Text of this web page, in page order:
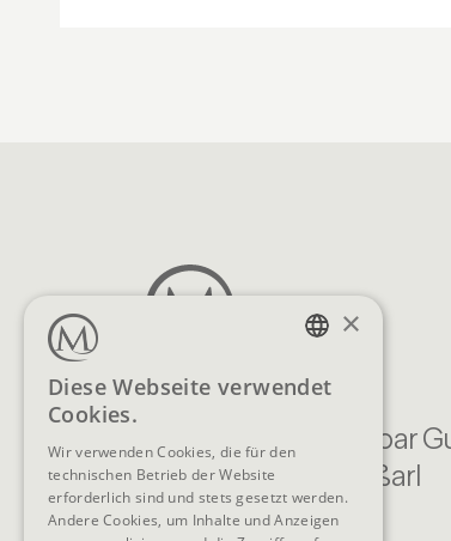
Familien Natur Resort Moar
Moargasse 22 , 5611 Großarl
Österreich
×
Diese Webseite verwendet
Cookies.
Wir verwenden Cookies, die für den
technischen Betrieb der Website
erforderlich sind und stets gesetzt werden.
Andere Cookies, um Inhalte und Anzeigen